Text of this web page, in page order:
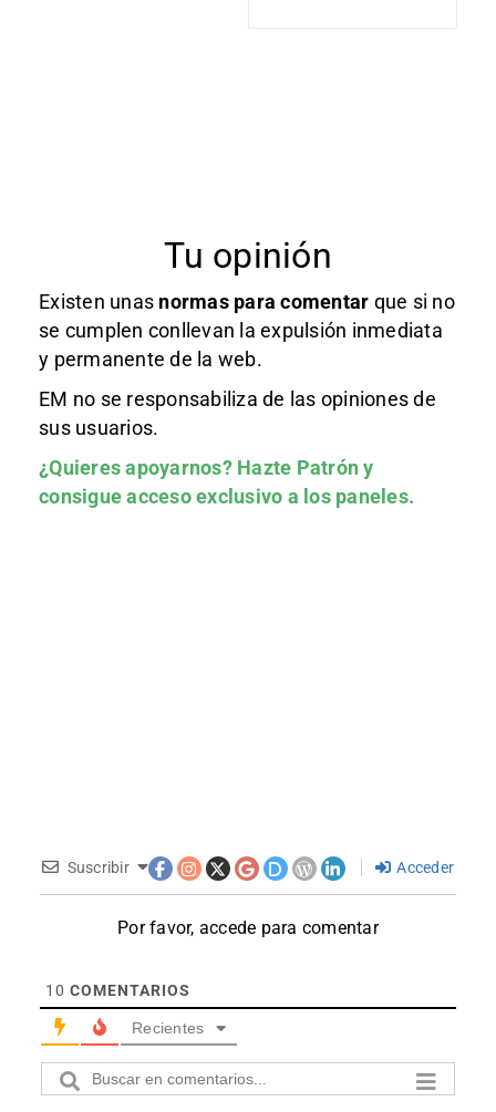
Tu opinión
Existen unas normas para comentar que si no
se cumplen conllevan la expulsión inmediata
y permanente de la web.
EM no se responsabiliza de las opiniones de
sus usuarios.
¿Quieres apoyarnos? Hazte Patróny
consigue acceso exclusivo a los paneles.
Suscribir Acceder
Por favor, accede para comentar
10 COMENTARIOS
Recientes